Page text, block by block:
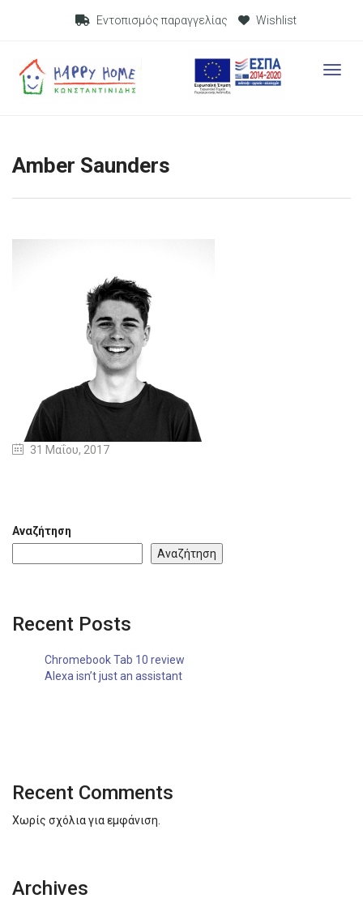
Εντοπισμός παραγγελίας Visit Link
Wishlist
Visit
Amber Saunders
31 Μαΐου, 2017
Αναζήτηση
Αναζήτηση
Recent Posts
Chromebook Tab 10 review
Alexa isn’t just an assistant
Recent Comments
Χωρίς σχόλια για εμφάνιση.
Archives